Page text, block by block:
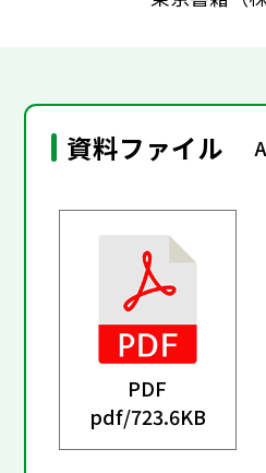
資料ファイル
PDF
pdf/723.6KB